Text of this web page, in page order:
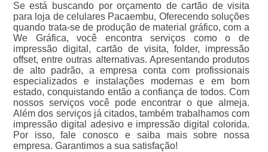
Se está buscando por orçamento de cartão de visita
para loja de celulares Pacaembu, Oferecendo soluções
quando trata-se de produção de material gráfico, com a
We Gráfica, você encontra serviços como o de
impressão digital, cartão de visita, folder, impressão
offset, entre outras alternativas. Apresentando produtos
de alto padrão, a empresa conta com profissionais
especializados e instalações modernas e em bom
estado, conquistando então a confiança de todos. Com
nossos serviços você pode encontrar o que almeja.
Além dos serviços já citados, também trabalhamos com
impressão digital adesivo e impressão digital colorida.
Por isso, fale conosco e saiba mais sobre nossa
empresa. Garantimos a sua satisfação!